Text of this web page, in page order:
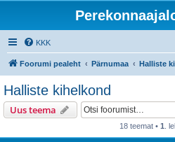
KKK
Foorumi pealeht Pärnumaa Halliste
Halliste kihelkond
Uus teema
18 teemat • 1 .